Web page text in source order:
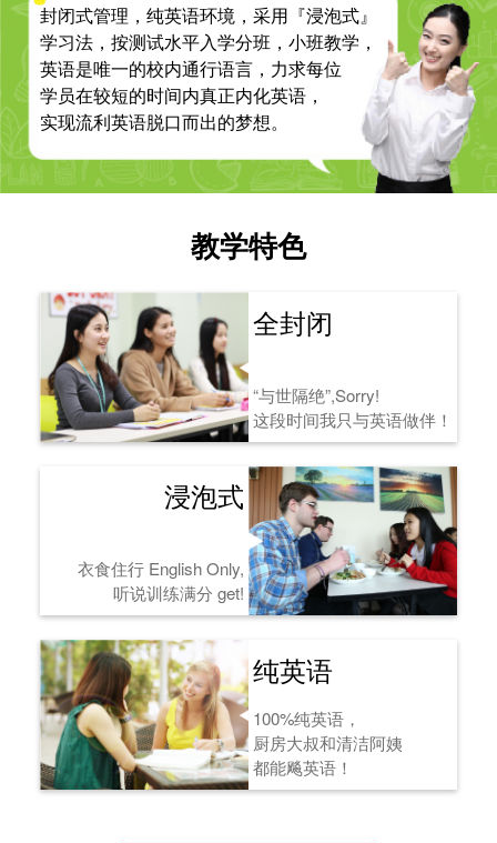
封闭式管理，纯英语环境，采用『浸泡式』
学习法，按测试水平入学分班，小班教学，
英语是唯一的校内通行语言，力求每位
学员在较短的时间内真正内化英语，
实现流利英语脱口而出的梦想。
教学特色
全封闭
“与世隔绝”,Sorry!
这段时间我只与英语做伴！
浸泡式
衣食住行 English Only,
听说训练满分 get!
纯英语
100%纯英语，
厨房大叔和清洁阿姨
都能飚英语！